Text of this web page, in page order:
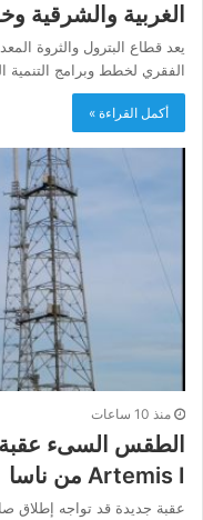
الغربية والشرقية
يعد قطاع البترول والثروة
الفقري لخطط وبرامج التنمية
أكمل القراءة »
منذ 10 ساعات
الطقس السىء عقبة
Artemis I من ناسا